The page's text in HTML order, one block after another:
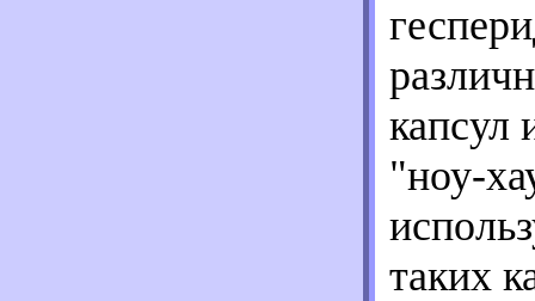
капсул
"ноу-
таких